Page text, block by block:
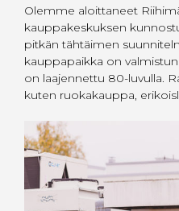
Olemme aloittaneet
kauppakeskuksen
pitkän tähtäimen
kauppapaikka on
on laajennettu 80-luvulla.
kuten ruokakauppa,